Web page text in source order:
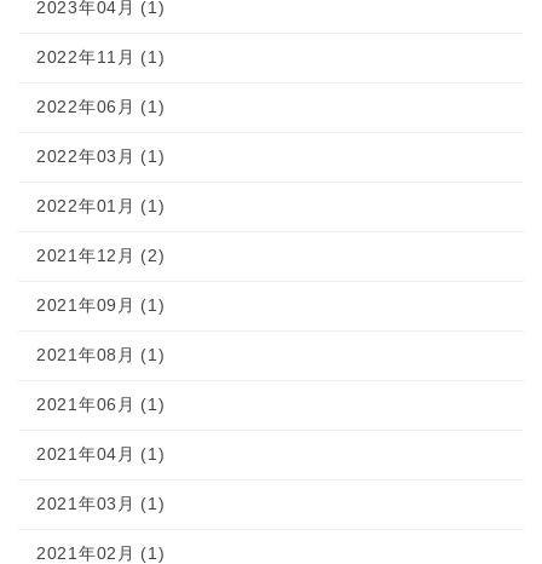
2023年04月 (1)
2022年11月 (1)
2022年06月 (1)
2022年03月 (1)
2022年01月 (1)
2021年12月 (2)
2021年09月 (1)
2021年08月 (1)
2021年06月 (1)
2021年04月 (1)
2021年03月 (1)
2021年02月 (1)